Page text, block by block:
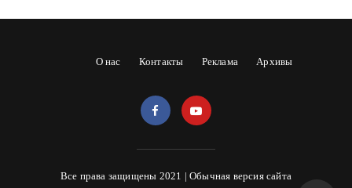
О нас Контакты Реклама Архивы
Все права защищены 2021 |Обычная версия сайта